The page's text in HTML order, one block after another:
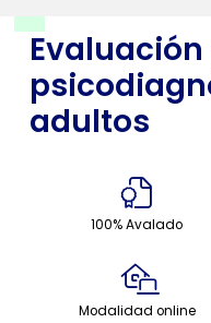
adultos
100% Avalado
Modalidad online